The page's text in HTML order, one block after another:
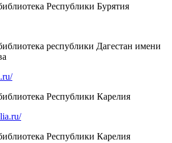
Республики Бурятия
республики Дагестан имени
Республики Карелия
Республики Карелия